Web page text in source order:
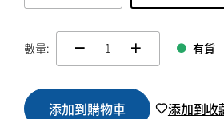
數量: change quamtity 有貨
添加到購物車 添加到收